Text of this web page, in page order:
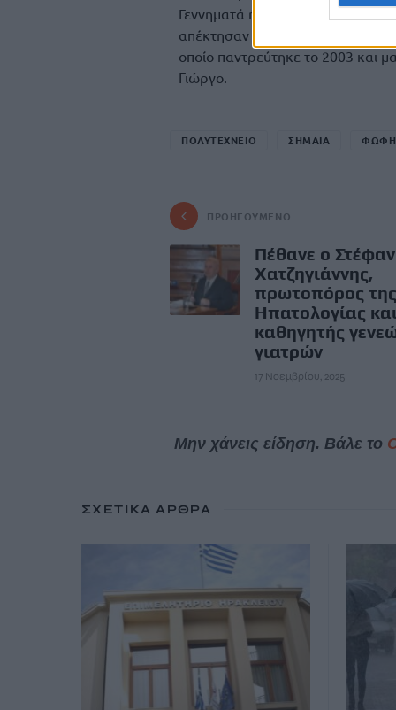
Γεννηματά ήταν ο Αλέξανδρος
απέκτησαν μαζί μία κόρη την
οποίο παντρεύτηκε το 2003 και
Γιώργο.
ΠΟΛΥΤΕΧΝΕΙΟ ΣΗΜΑΙΑ ΦΩΦΗ
ΠΡΟΗΓΟΎΜΕΝΟ
Πέθανε ο
Χατζηγιάννης,
πρωτοπόρος της
Ηπατολογίας
καθηγητής
γιατρών
17 Νοεμβρίου, 2025
Μην χάνεις είδηση. Βάλε το
ΣΧΕΤΙΚΆ ΆΡΘΡΑ